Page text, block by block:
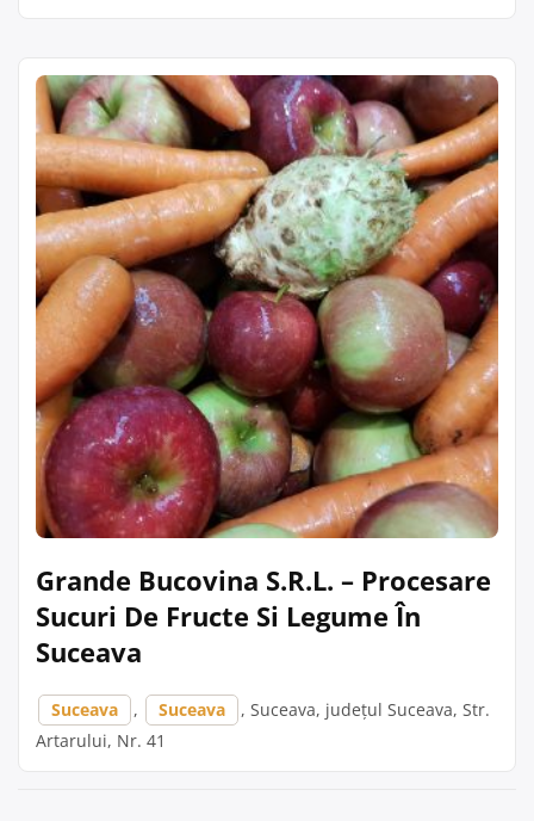
Grande Bucovina S.R.L. – Procesare
Sucuri De Fructe Si Legume În
Suceava
Suceava , Suceava
, Suceava, județul Suceava, Str.
Artarului, Nr. 41